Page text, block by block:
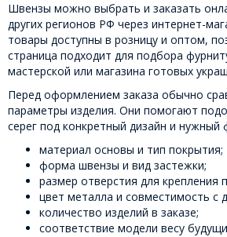
Швензы можно выбрать и заказать
других регионов РФ через интернет-
товары доступны в розницу и оптом,
страница подходит для подбора
мастерской или магазина готовых
Перед оформлением заказа обычно
параметры изделия. Они помогают
серег под конкретный дизайн и нужный
материал основы и тип покрытия;
форма швензы и вид застежки;
размер отверстия для крепления
цвет металла и совместимость с
количество изделий в заказе;
соответствие модели весу